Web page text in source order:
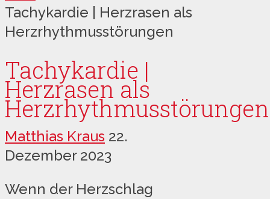
Tachykardie | Herzrasen als
Herzrhythmusstörungen
Tachykardie |
Herzrasen als
Herzrhythmusstörungen
Matthias Kraus 22.
Dezember 2023
Wenn der Herzschlag